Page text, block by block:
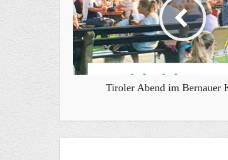
Tiroler Abend im Bernauer